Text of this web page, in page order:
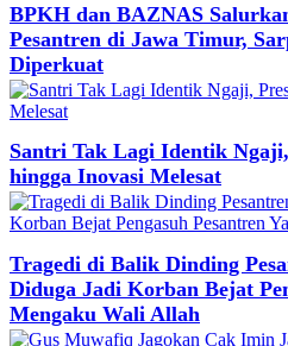
BPKH dan BAZNAS
Pesantren di Jawa Timur,
Diperkuat
Santri Tak Lagi Identik
hingga Inovasi Melesat
Tragedi di Balik Dinding
Diduga Jadi Korban Bejat
Mengaku Wali Allah